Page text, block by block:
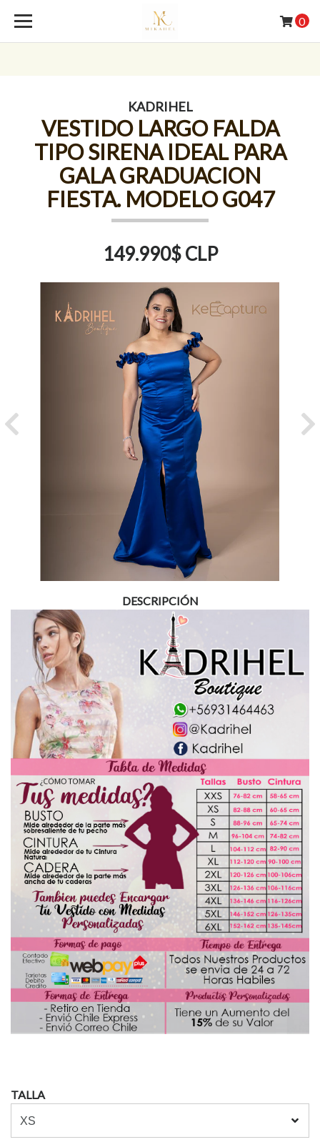
0
KADRIHEL
VESTIDO LARGO FALDA
TIPO SIRENA IDEAL PARA
GALA GRADUACION
FIESTA. MODELO G047
149.990$ CLP
Previous
DESCRIPCIÓN
TALLA